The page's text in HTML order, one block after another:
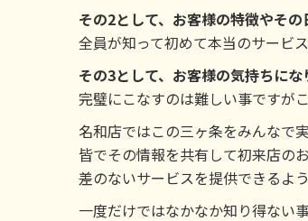
その2として、お客様の特徴やそ
全員が知って初めて本当のサービ
その3として、お客様の気持ちにな
完璧にこなすのは難しい事ですが
名和店ではこの三ヶ条をみんなで
皆でその情報を共有して初来店の
差のないサービスを提供できるよ
一度だけではなかなか知り得ない